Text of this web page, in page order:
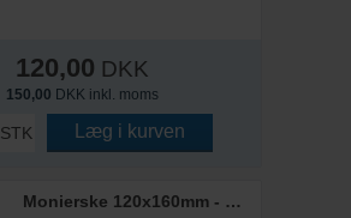
120,00 DKK
150,00 DKK inkl. moms
STK Læg i kurven
Monierske 120x160mm - B&V